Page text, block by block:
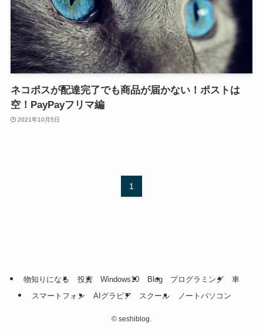
ネコポスが配達完了でも商品が届かない！ポストは
空！PayPayフリマ編
2021年10月5日
1
物知りになる 投資 Windows10 Blog プログラミング
車
スマートフォン
AIグラビア スクール ノートパソコン
© seshiblog.